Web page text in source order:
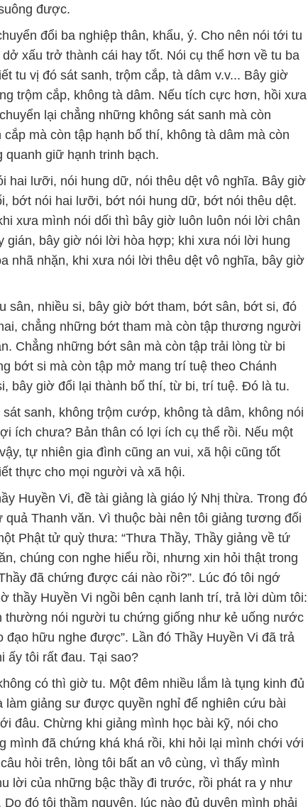
được.
đổi ba nghiệp thân, khẩu, ý. Cho nên nói tới tu
xấu trở thành cái hay tốt. Nói cụ thể hơn về tu ba
tu vị đó sát sanh, trộm cắp, tà dâm v.v... Bây giờ
trộm cắp, không tà dâm. Nếu tích cực hơn, hồi xưa
lại chẳng những không sát sanh mà còn
mà còn tập hạnh bố thí, không tà dâm mà còn
giữ hạnh trinh bạch.
hai lưỡi, nói hung dữ, nói thêu dệt vô nghĩa. Bây giờ
bớt nói hai lưỡi, bớt nói hung dữ, bớt nói thêu dệt.
xưa mình nói dối thì bây giờ luôn luôn nói lời chân
gián, bây giờ nói lời hòa hợp; khi xưa nói lời hung
nhã nhặn, khi xưa nói lời thêu dệt vô nghĩa, bây giờ
sân, nhiều si, bây giờ bớt tham, bớt sân, bớt si, đó
chẳng những bớt tham mà còn tập thương người
Chẳng những bớt sân mà còn tập trải lòng từ bi
bớt si mà còn tập mở mang trí tuệ theo Chánh
bây giờ đổi lại thành bố thí, từ bi, trí tuệ. Đó là tu.
sanh, không trộm cướp, không tà dâm, không nói
ích chưa? Bản thân có lợi ích cụ thể rồi. Nếu một
tự nhiên gia đình cũng an vui, xã hội cũng tốt
thực cho mọi người và xã hội.
Huyền Vi, đề tài giảng là giáo lý Nhị thừa. Trong đó
Thanh văn. Vì thuộc bài nên tôi giảng tương đối
Phật tử quỳ thưa: “Thưa Thầy, Thầy giảng về tứ
chúng con nghe hiểu rồi, nhưng xin hỏi thật trong
đã chứng được cái nào rồi?”. Lúc đó tôi ngớ
thầy Huyền Vi ngồi bên cạnh lanh trí, trả lời dùm tôi:
thường nói người tu chứng giống như kẻ uống nước
đạo hữu nghe được”. Lần đó Thầy Huyền Vi đã trả
ấy tôi rất đau. Tại sao?
có thì giờ tu. Một đêm nhiều lắm là tụng kinh đủ
làm giảng sư được quyền nghỉ để nghiên cứu bài
đâu. Chừng khi giảng mình học bài kỹ, nói cho
mình đã chứng khá khá rồi, khi hỏi lại mình chới với
hỏi trên, lòng tôi bất an vô cùng, vì thấy mình
lời của những bậc thầy đi trước, rồi phát ra y như
đó tôi thầm nguyện, lúc nào đủ duyên mình phải